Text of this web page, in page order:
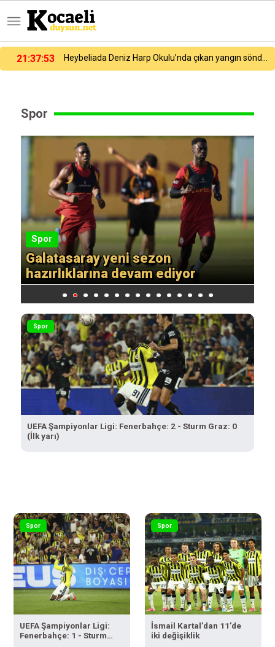
21:27:54 Galatasaray yeni sezon hazırlıklarına devam ediyor
Spor
Spor
Real Madrid, Yan Diomande’yi
duyurdu
1 2 3 4 5 6 7 8 9 101112131415
Spor
UEFA Şampiyonlar Ligi: Fenerbahçe: 2 - Sturm Graz: 0
(İlk yarı)
Spor
UEFA Şampiyonlar Ligi:
Fenerbahçe: 1 - Sturm
Spor
İsmail Kartal’dan 11’de
iki değişiklik